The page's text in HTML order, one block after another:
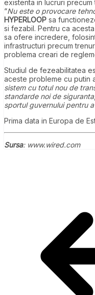
existenta in lucruri
“Nu este o provocare
HYPERLOOP sa
si fezabil. Pentru ca
sa ofere incredere,
infrastructuri precum
problema creari de
Studiul de fezeabilitatea
aceste probleme cu putin
sistem cu totul nou de
standarde noi de siguranta
sportul guvernului pentru
Prima data in Europa de
Sursa: www.wired.com